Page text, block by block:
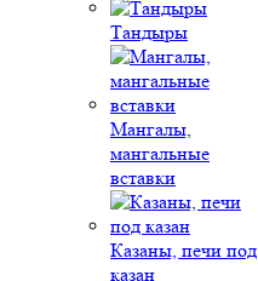
Тандыры
Мангалы,
мангальные
вставки
Казаны, печи под
казан